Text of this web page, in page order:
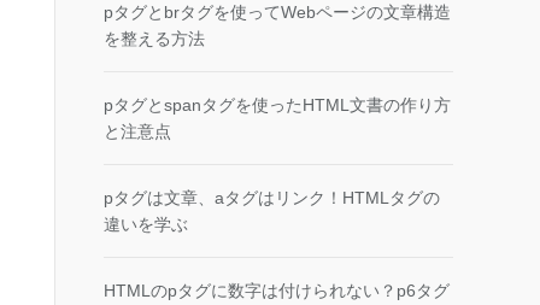
pタグとbrタグを使ってWebページの文章構造
を整える方法
pタグとspanタグを使ったHTML文書の作り方
と注意点
pタグは文章、aタグはリンク！HTMLタグの
違いを学ぶ
HTMLのpタグに数字は付けられない？p6タグ